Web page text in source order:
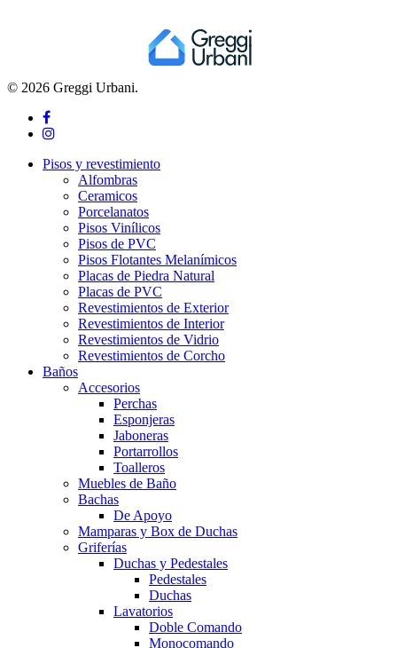
© 2026 Greggi Urbani.
facebook
instagram
Close
Pisos y revestimiento
Alfombras
Ceramicos
Porcelanatos
Pisos Vinílicos
Pisos de PVC
Pisos Flotantes Melanímicos
Placas de Piedra Natural
Placas de PVC
Revestimientos de Exterior
Revestimientos de Interior
Revestimientos de Vidrio
Revestimientos de Corcho
Baños
Accesorios
Perchas
Esponjeras
Jaboneras
Portarrollos
Toalleros
Muebles de Baño
Bachas
De Apoyo
Mamparas y Box de Duchas
Griferías
Duchas y Pedestales
Pedestales
Duchas
Lavatorios
Doble Comando
Monocomando